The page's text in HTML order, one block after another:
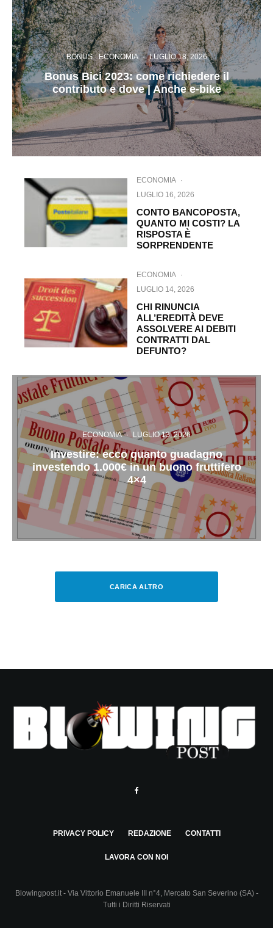
BONUS ECONOMIA · LUGLIO 18, 2026
Bonus Bici 2023: come richiedere il
contributo e dove | Anche e-bike
ECONOMIA ·
LUGLIO 16, 2026
CONTO BANCOPOSTA,
QUANTO MI COSTI? LA
RISPOSTA È
SORPRENDENTE
ECONOMIA ·
LUGLIO 14, 2026
CHI RINUNCIA
ALL’EREDITÀ DEVE
ASSOLVERE AI DEBITI
CONTRATTI DAL
DEFUNTO?
ECONOMIA · LUGLIO 13, 2026
Investire: ecco quanto guadagno
investendo 1.000€ in un buono fruttifero
4×4
CARICA ALTRO
PRIVACY POLICY REDAZIONE CONTATTI
LAVORA CON NOI
Blowingpost.it - Via Vittorio Emanuele III n°4, Mercato San Severino (SA) -
Tutti i Diritti Riservati